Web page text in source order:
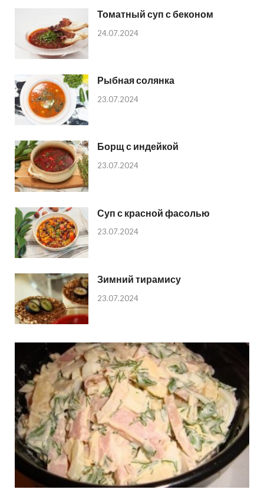
Томатный суп с беконом
24.07.2024
Рыбная солянка
23.07.2024
Борщ с индейкой
23.07.2024
Суп с красной фасолью
23.07.2024
Зимний тирамису
23.07.2024